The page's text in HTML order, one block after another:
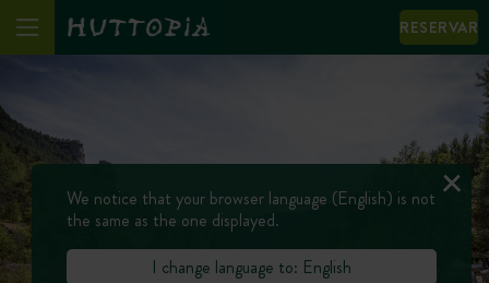
RESERVAR
We notice that your browser language (English) is not
the same as the one displayed.
I change language to: English